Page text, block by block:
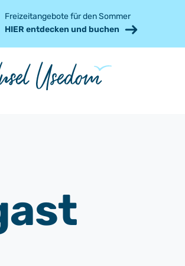
Freizeitangebote für den Sommer
HIER entdecken und buchen